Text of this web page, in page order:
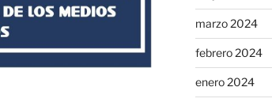
marzo 2024
febrero 2024
enero 2024